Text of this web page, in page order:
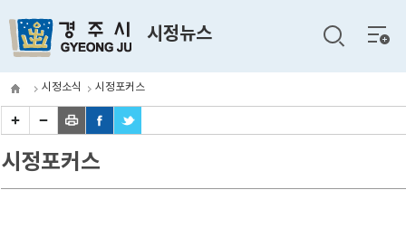
시정뉴스
전체
메뉴
시정소식 시정포커스
시정포커스